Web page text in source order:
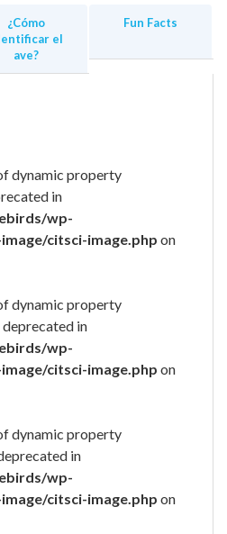
¿Cómo
el
ave?
Fun Facts
dynamic property
in
wp-
citsci-image.php on
dynamic property
in
wp-
citsci-image.php on
dynamic property
in
wp-
citsci-image.php on